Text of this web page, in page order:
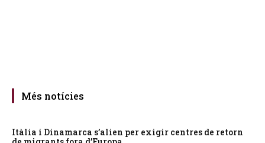
Més notícies
Itàlia i Dinamarca s’alien per exigir centres de retorn